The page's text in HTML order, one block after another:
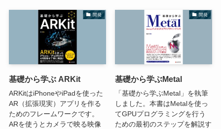
開発
基礎から学ぶ ARKit
ARKitはiPhoneやiPadを使った
AR（拡張現実）アプリを作る
ためのフレームワークです。
ARを使うとカメラで映る映像
開発
基礎から学ぶMetal
「基礎から学ぶMetal」を執筆
しました。本書はMetalを使っ
てGPUプログラミングを行う
ための最初のステップを解説す